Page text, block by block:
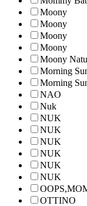
Moony
Moony
Moony
Moony
Moony
Morning
Morning
NAO
Nuk
NUK
NUK
NUK
NUK
NUK
NUK
OTTINO